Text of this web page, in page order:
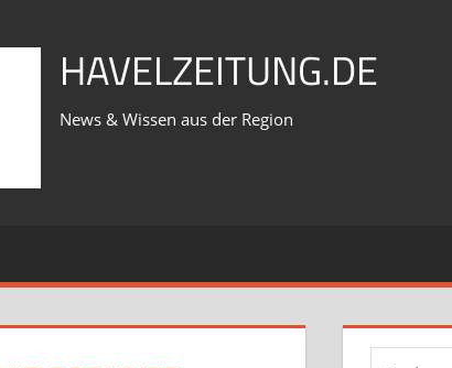
HAVELZEITUNG.DE
News & Wissen aus der Region